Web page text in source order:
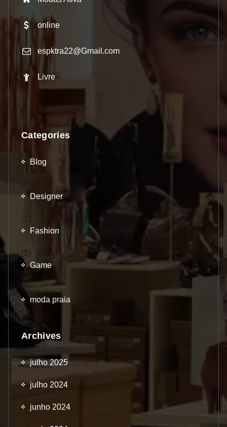
online
espktra22@Gmail.com
Livre
Categories
Blog
(83)
Designer
(1)
Fashion
(5)
Game
(9)
moda praia
(1)
Archives
julho 2025
julho 2024
junho 2024